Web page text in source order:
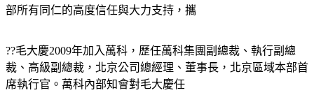
部所有同仁的高度信任與大力支持，攜
??毛大慶2009年加入萬科，歷任萬科集團副總裁、執行副總
裁、高級副總裁，北京公司總經理、董事長，北京區域本部首
席執行官。萬科內部知會對毛大慶任